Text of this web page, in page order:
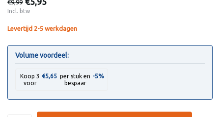
€9,99
Incl. btw
Levertijd 2-5 werkdagen
Volume voordeel:
Koop 3
voor
€5,65 per stuk en
bespaar
-5%